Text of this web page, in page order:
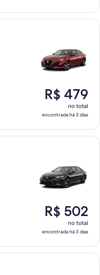
R$ 479
no total
encontrada há 3 dias
R$ 502
no total
encontrada há 3 dias